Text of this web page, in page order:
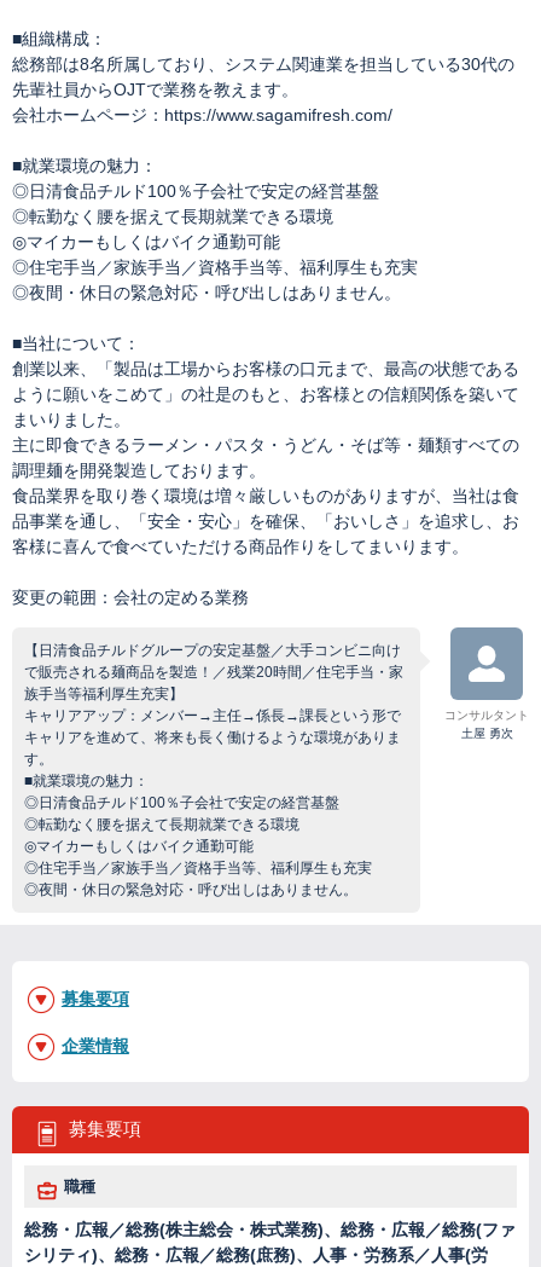
■組織構成：
総務部は8名所属しており、システム関連業を担当している30代の
先輩社員からOJTで業務を教えます。
会社ホームページ：https://www.sagamifresh.com/
■就業環境の魅力：
◎日清食品チルド100％子会社で安定の経営基盤
◎転勤なく腰を据えて長期就業できる環境
◎マイカーもしくはバイク通勤可能
◎住宅手当／家族手当／資格手当等、福利厚生も充実
◎夜間・休日の緊急対応・呼び出しはありません。
■当社について：
創業以来、「製品は工場からお客様の口元まで、最高の状態である
ように願いをこめて」の社是のもと、お客様との信頼関係を築いて
まいりました。
主に即食できるラーメン・パスタ・うどん・そば等・麺類すべての
調理麺を開発製造しております。
食品業界を取り巻く環境は増々厳しいものがありますが、当社は食
品事業を通し、「安全・安心」を確保、「おいしさ」を追求し、お
客様に喜んで食べていただける商品作りをしてまいります。
変更の範囲：会社の定める業務
【日清食品チルドグループの安定基盤／大手コンビニ向け
で販売される麺商品を製造！／残業20時間／住宅手当・家
族手当等福利厚生充実】
キャリアアップ：メンバー→主任→係長→課長という形で
キャリアを進めて、将来も長く働けるような環境がありま
す。
■就業環境の魅力：
◎日清食品チルド100％子会社で安定の経営基盤
◎転勤なく腰を据えて長期就業できる環境
◎マイカーもしくはバイク通勤可能
◎住宅手当／家族手当／資格手当等、福利厚生も充実
◎夜間・休日の緊急対応・呼び出しはありません。
コンサルタント
土屋 勇次
募集要項
職種
総務・広報／総務(株主総会・株式業務)、総務・広報／総務(ファ
シリティ)、総務・広報／総務(庶務)、人事・労務系／人事(労
募集要項
企業情報